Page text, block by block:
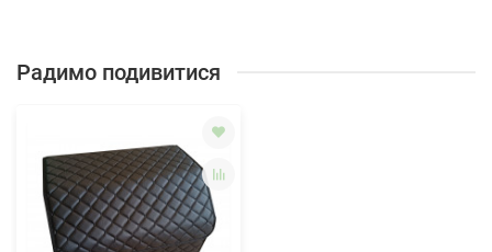
Радимо подивитися